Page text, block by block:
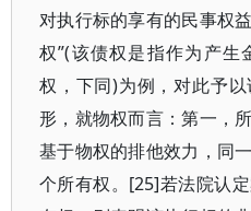
对执行标的享有的民事权
权”(该债权是指作为产
权，下同)为例，对此予
形，就物权而言：第一，
基于物权的排他效力，同
个所有权。[25]若法院认